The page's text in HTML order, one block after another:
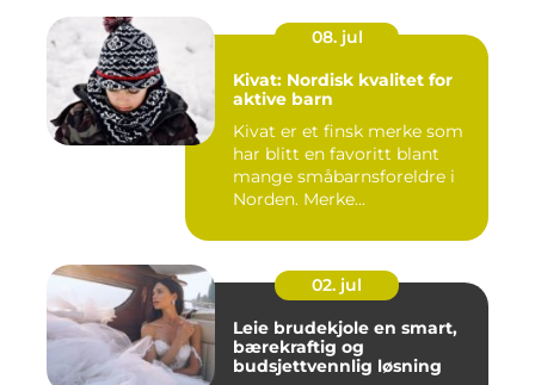
08. jul
Kivat: Nordisk kvalitet for
aktive barn
Kivat er et finsk merke som
har blitt en favoritt blant
mange småbarnsforeldre i
Norden. Merke...
02. jul
Leie brudekjole en smart,
bærekraftig og
budsjettvennlig løsning